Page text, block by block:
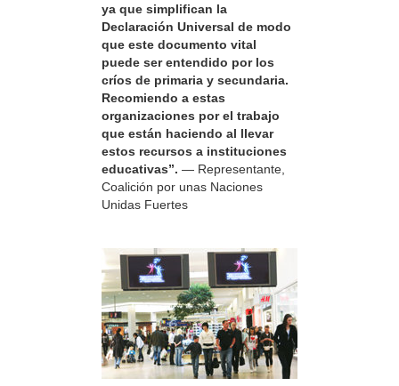
ya que simplifican la
Declaración Universal de modo
que este documento vital
puede ser entendido por los
críos de primaria y secundaria.
Recomiendo a estas
organizaciones por el trabajo
que están haciendo al llevar
estos recursos a instituciones
educativas”. — Representante,
Coalición por unas Naciones
Unidas Fuertes